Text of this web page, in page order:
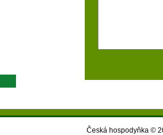
Česká hospodyňka ©